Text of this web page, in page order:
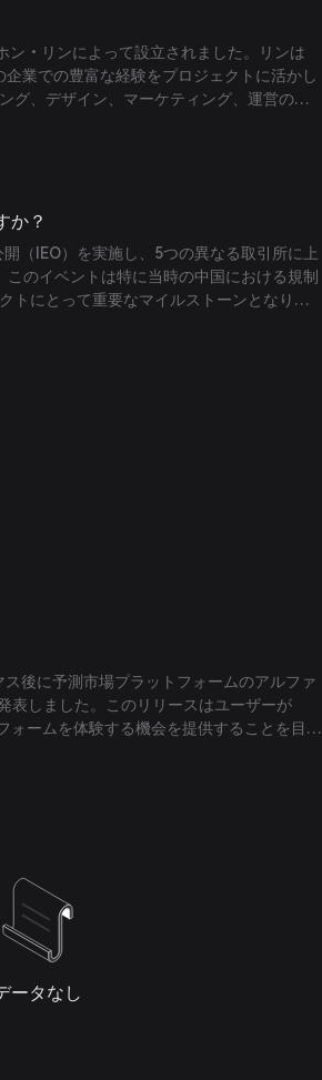
ン・リンによって設立されました。リンは
業での豊富な経験をプロジェクトに活かし
グ、デザイン、マーケティング、運営の専
か？
（IEO）を実施し、5つの異なる取引所に上
のイベントは特に当時の中国における規制
トにとって重要なマイルストーンとなりま
後に予測市場プラットフォームのアルファ
表しました。このリリースはユーザーが
ームを体験する機会を提供することを目的
ータなし